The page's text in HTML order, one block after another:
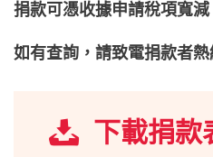
捐款可憑收據申請稅項寬
如有查詢，請致電捐款者
下載捐款